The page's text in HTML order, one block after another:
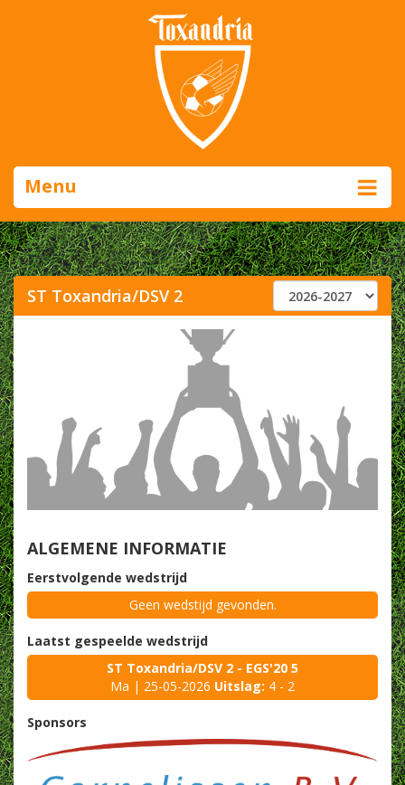
Menu
ST Toxandria/DSV 2
ALGEMENE INFORMATIE
Eerstvolgende wedstrijd
Geen wedstijd gevonden.
Laatst gespeelde wedstrijd
ST Toxandria/DSV 2 - EGS'20 5
Ma | 25-05-2026 Uitslag: 4 - 2
Sponsors